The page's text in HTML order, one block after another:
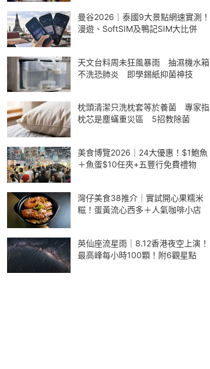
曼谷2026｜泰國9大景點網速實測！
漫遊、SoftSIM及鴨記SIM大比併
天文台料周未狂風暴雨 抽濕機水箱
不洗恐肺炎 即學錫紙抑菌神技
枕頭清潔只洗枕套等於養菌 專家指
枕芯是塵蟎重災區 5招教除菌
美食博覽2026｜24大優惠！$1鮑魚
＋魚蛋$10任夾+五豐行免費禮物
灣仔美食38推介｜實試開心果糯米
糍！蛋黃流心西多＋人氣咖啡小店
英仙座流星雨｜8.12香港夜空上演！
最高峰每小時100顆！附6觀星點